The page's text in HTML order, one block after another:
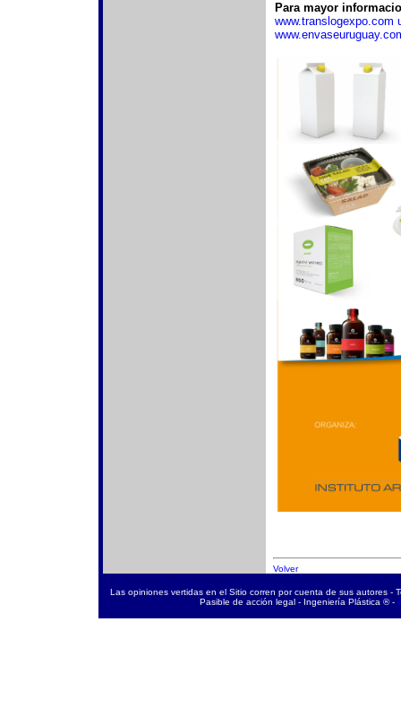
Para mayor
www.translogexpo.com
Volver
Las opiniones vertidas en el Sitio corren por cuenta de sus autores -
Pasible de acción legal - Ingeniería Plástica ® -